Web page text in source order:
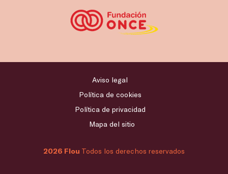
2026 Flou Todos los derechos reservados
Aviso legal
Política de cookies
Política de privacidad
Mapa del sitio